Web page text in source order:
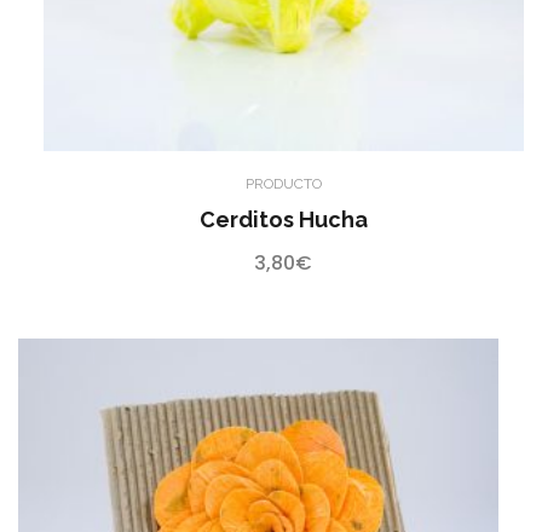
PRODUCTO
Cerditos Hucha
3,80€